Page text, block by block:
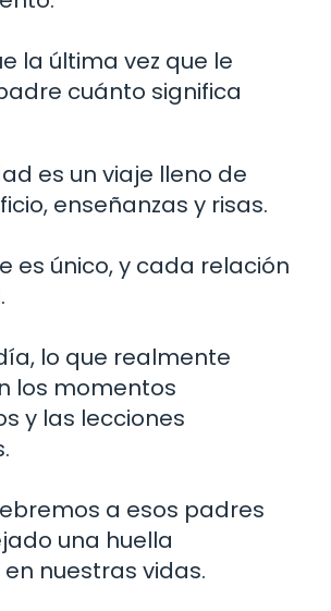
la última vez que le
cuánto significa
es un viaje lleno de
enseñanzas y risas.
es único, y cada relación
lo que realmente
los momentos
y las lecciones
a esos padres
una huella
nuestras vidas.